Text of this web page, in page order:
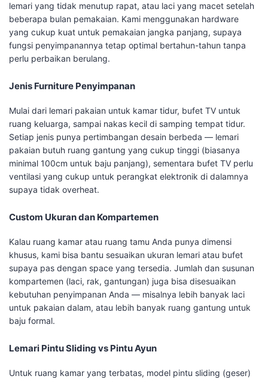
lemari yang tidak menutup rapat, atau laci yang macet setelah
beberapa bulan pemakaian. Kami menggunakan hardware
yang cukup kuat untuk pemakaian jangka panjang, supaya
fungsi penyimpanannya tetap optimal bertahun-tahun tanpa
perlu perbaikan berulang.
Jenis Furniture Penyimpanan
Mulai dari lemari pakaian untuk kamar tidur, bufet TV untuk
ruang keluarga, sampai nakas kecil di samping tempat tidur.
Setiap jenis punya pertimbangan desain berbeda — lemari
pakaian butuh ruang gantung yang cukup tinggi (biasanya
minimal 100cm untuk baju panjang), sementara bufet TV perlu
ventilasi yang cukup untuk perangkat elektronik di dalamnya
supaya tidak overheat.
Custom Ukuran dan Kompartemen
Kalau ruang kamar atau ruang tamu Anda punya dimensi
khusus, kami bisa bantu sesuaikan ukuran lemari atau bufet
supaya pas dengan space yang tersedia. Jumlah dan susunan
kompartemen (laci, rak, gantungan) juga bisa disesuaikan
kebutuhan penyimpanan Anda — misalnya lebih banyak laci
untuk pakaian dalam, atau lebih banyak ruang gantung untuk
baju formal.
Lemari Pintu Sliding vs Pintu Ayun
Untuk ruang kamar yang terbatas, model pintu sliding (geser)